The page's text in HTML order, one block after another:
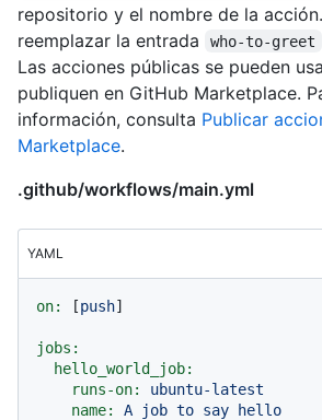
repositorio y el nombre de la
reemplazar la entrada
who-to-greet
Las acciones públicas se pueden
publiquen en GitHub Marketplace.
información, consulta Publicar
Marketplace.
.github/workflows/main.yml
YAML
on: [push]
jobs:
hello_world_job:
runs-on:
ubuntu-latest
name:
A job to say hello